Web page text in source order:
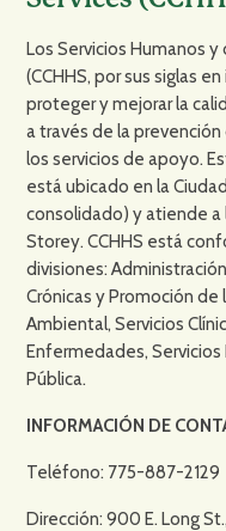
Los Servicios Humanos
(CCHHS, por sus siglas
proteger y mejorar la
a través de la
los servicios de apoyo.
está ubicado en la
consolidado) y atiende a
Storey. CCHHS está
divisiones:
Crónicas y Promoción de
Ambiental, Servicios
Enfermedades,
Pública.
INFORMACIÓN DE
Teléfono: 775-887-2129
Dirección: 900 E. Long